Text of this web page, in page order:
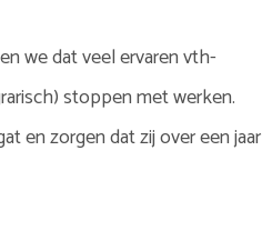
we dat veel ervaren vth-
stoppen met werken.
en zorgen dat zij over een jaar